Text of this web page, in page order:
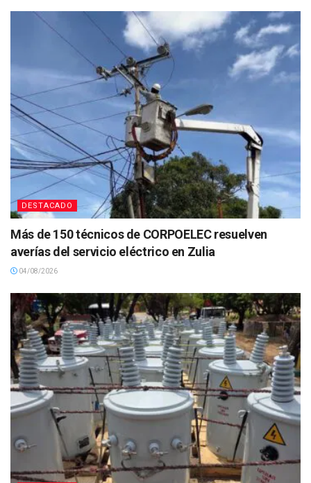
DESTACADO
Más de 150 técnicos de CORPOELEC resuelven
averías del servicio eléctrico en Zulia
04/08/2026